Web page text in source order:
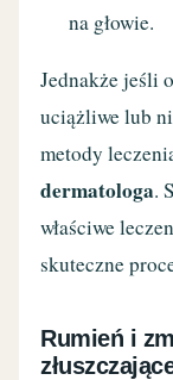
na głowie.
Jednakże jeśli
uciążliwe lub
metody
dermatologa.
właściwe
skuteczne
Rumień i